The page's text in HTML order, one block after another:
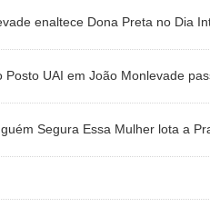
enaltece Dona Preta no Dia
Posto UAI em João Monlevade
Segura Essa Mulher lota a